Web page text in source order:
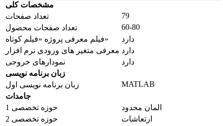
مشخصات کلی
تعداد صفحات
79
تعداد صفحات محصول
60-80
فیلم معرفی پروژه «فیلم کوتاه»
دارد
معرفی متغیر های ورودی نرم افزار دارد
نمودارهای خروجی
دارد
زبان برنامه نویسی
زبان برنامه نویسی اول
MATLAB
جامدات
حوزه تخصصی 1
المان محدود
حوزه تخصصی 2
ارتعاشات